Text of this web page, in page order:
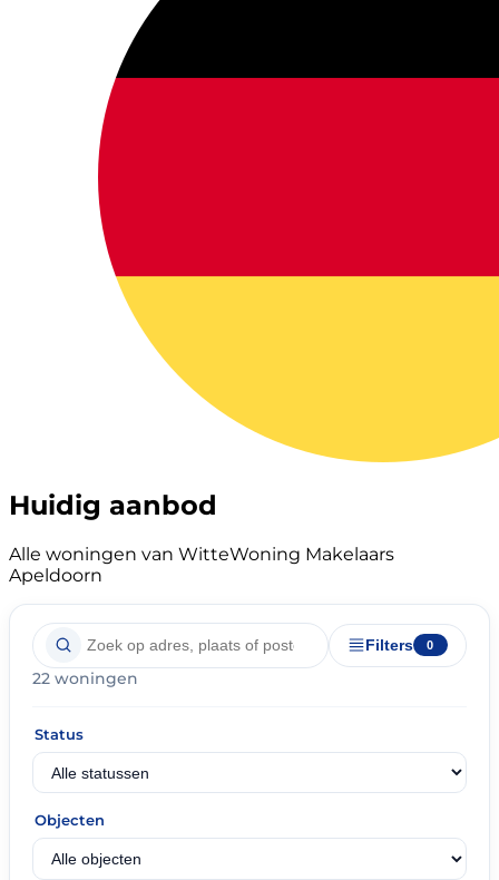
Huidig aanbod
Alle woningen van WitteWoning Makelaars
Apeldoorn
Filters 0
22 woningen
Status
Objecten